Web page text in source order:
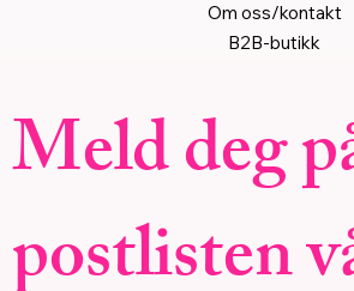
Meld deg
postlisten
Om oss/kontakt
B2B-butikk